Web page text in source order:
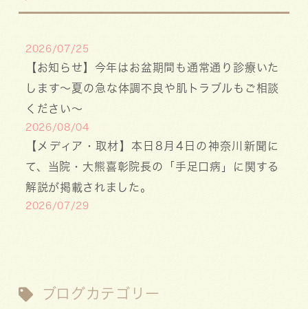
2026/07/25
【お知らせ】今年はお盆期間も通常通り診療いた
します〜夏の急な体調不良や肌トラブルもご相談
ください〜
2026/08/04
【メディア・取材】本日8月4日の神奈川新聞に
て、当院・大熊喜彰院長の「手足口病」に関する
解説が掲載されました。
2026/07/29
2026/07/13
【お知らせ】川崎市の「麻しん（はしか）対策事
ブログカテゴリー